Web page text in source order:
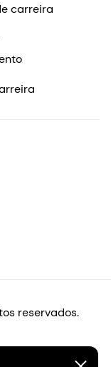
carreira
reservados.